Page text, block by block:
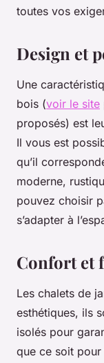
toutes vos
Design et
Une
bois (voir le site
proposés) est
Il vous est
qu’il
moderne,
pouvez choisir
s’adapter à
Confort et
Les chalets de
esthétiques, ils
isolés pour
que ce soit